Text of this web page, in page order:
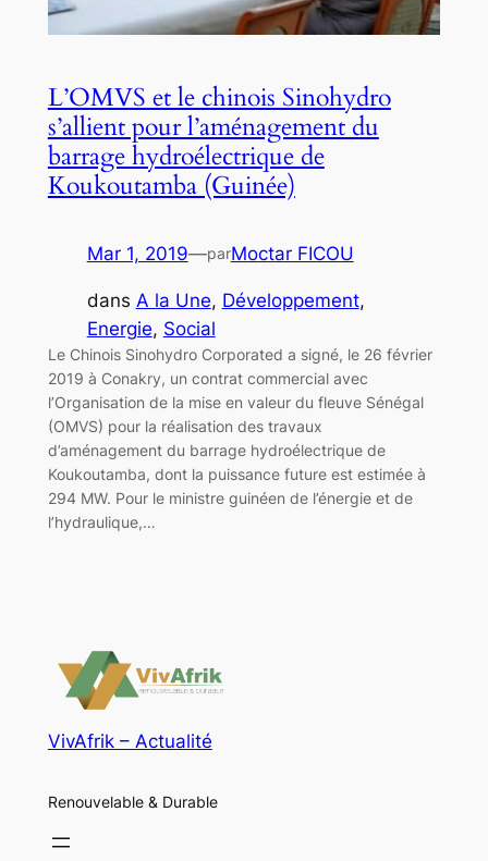
L’OMVS et le chinois Sinohydro
s’allient pour l’aménagement du
barrage hydroélectrique de
Koukoutamba (Guinée)
Mar 1, 2019—parMoctar FICOU
dans A la Une, Développement
Energie, Social
Le Chinois Sinohydro Corporated a signé, le 26 février
2019 à Conakry, un contrat commercial avec
l’Organisation de la mise en valeur du fleuve Sénégal
(OMVS) pour la réalisation des travaux
d’aménagement du barrage hydroélectrique de
Koukoutamba, dont la puissance future est estimée à
294 MW. Pour le ministre guinéen de l’énergie et de
l’hydraulique,…
VivAfrik – Actualité
Renouvelable & Durable